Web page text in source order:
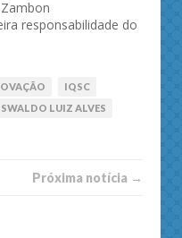
responsabilidade do
IQSC
LUIZ ALVES
Próxima notí­­cia →